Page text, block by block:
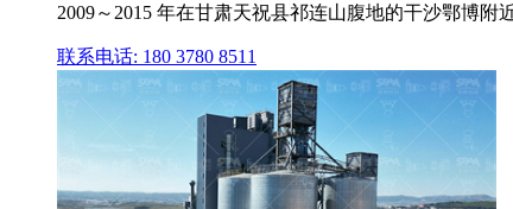
2009～2015 年在甘肃天祝县祁连山腹地的干沙鄂博
联系电话: 180 3780 8511